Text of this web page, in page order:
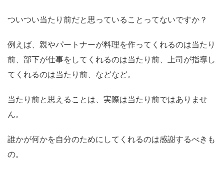
ついつい当たり前だと思っていることってないですか？
例えば、親やパートナーが料理を作ってくれるのは当たり
前、部下が仕事をしてくれるのは当たり前、上司が指導し
てくれるのは当たり前、などなど。
当たり前と思えることは、実際は当たり前ではありませ
ん。
誰かが何かを自分のためにしてくれるのは感謝するべきも
の。